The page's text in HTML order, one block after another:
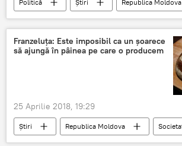
Politică Știri
Republica Moldova
chișinău
Silvia Radu
electorala
exclus
cursa
Franzeluța: Este imposibil ca un șoarece
să ajungă în pâinea pe care o producem
25 Aprilie 2018, 19:29
Știri Republica Moldova
Chișinău
pâine șoarece